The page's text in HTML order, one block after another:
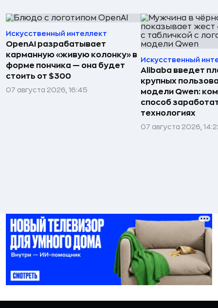
Искусственный интеллект
OpenAI разрабатывает
карманную «живую колонку» в
форме пончика — она будет
стоить от $300
07 августа 2026, 16:45
Искусственный
Alibaba введет
крупных
модели Qwen:
способ
технологиях
07 августа 2026,